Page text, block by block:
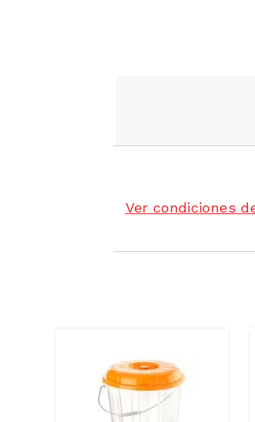
Ver condiciones